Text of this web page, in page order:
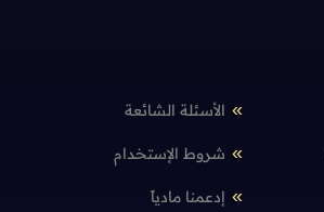
الأسئلة الشائعة
شروط الإستخدام
إدعمنا مادياً